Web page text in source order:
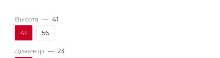
Высота — 41
41
56
Диаметр — 23